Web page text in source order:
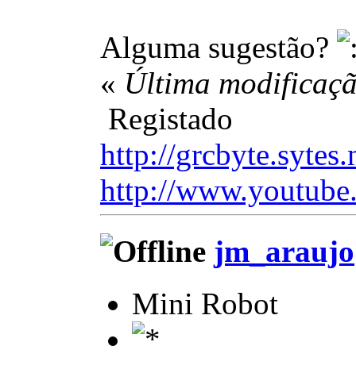
Alguma sugestão?
« Última
Registado
http://
http://
jm_araujo
Mini Robot